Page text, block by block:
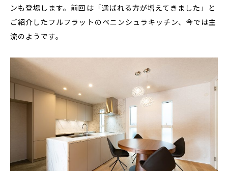
ンも登場します。前回は「選ばれる方が増えてきました」と
ご紹介したフルフラットのペニンシュラキッチン、今では主
流のようです。